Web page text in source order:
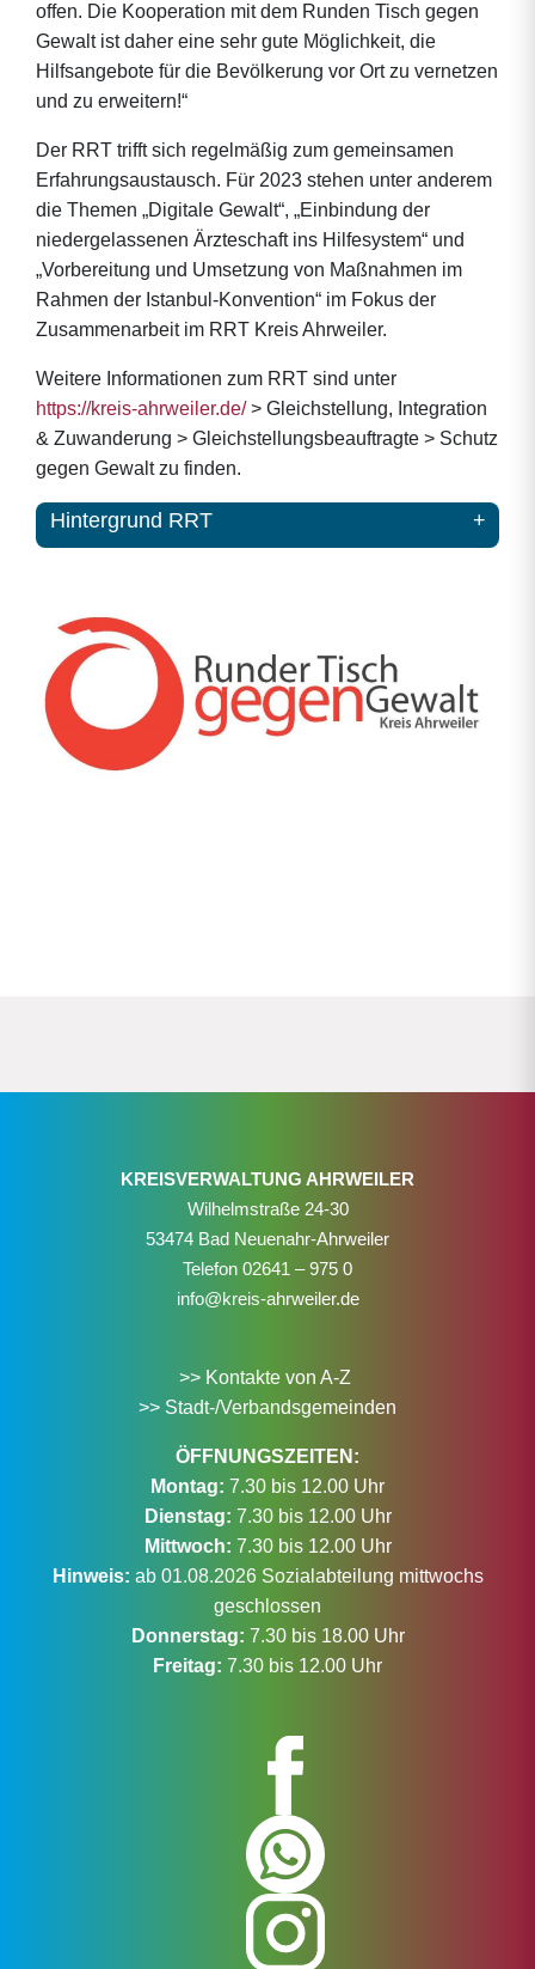
offen. Die Kooperation mit dem Runden Tisch gegen
Gewalt ist daher eine sehr gute Möglichkeit, die
Hilfsangebote für die Bevölkerung vor Ort zu vernetzen
und zu erweitern!“
Der RRT trifft sich regelmäßig zum gemeinsamen
Erfahrungsaustausch. Für 2023 stehen unter anderem
die Themen „Digitale Gewalt“, „Einbindung der
niedergelassenen Ärzteschaft ins Hilfesystem“ und
„Vorbereitung und Umsetzung von Maßnahmen im
Rahmen der Istanbul-Konvention“ im Fokus der
Zusammenarbeit im RRT Kreis Ahrweiler.
Weitere Informationen zum RRT sind unter
https://kreis-ahrweiler.de/> Gleichstellung, Integration
& Zuwanderung > Gleichstellungsbeauftragte > Schutz
gegen Gewalt zu finden.
Hintergrund RRT
KREISVERWALTUNG AHRWEILER
Wilhelmstraße 24-30
53474 Bad Neuenahr-Ahrweiler
Telefon 02641 – 975 0
info@kreis-ahrweiler.de
>> Kontakte von A-Z
>> Stadt-/Verbandsgemeinden
ÖFFNUNGSZEITEN:
Montag: 7.30 bis 12.00 Uhr
Dienstag: 7.30 bis 12.00 Uhr
Mittwoch: 7.30 bis 12.00 Uhr
Hinweis: ab 01.08.2026 Sozialabteilung mittwochs
geschlossen
Donnerstag: 7.30 bis 18.00 Uhr
Freitag: 7.30 bis 12.00 Uhr